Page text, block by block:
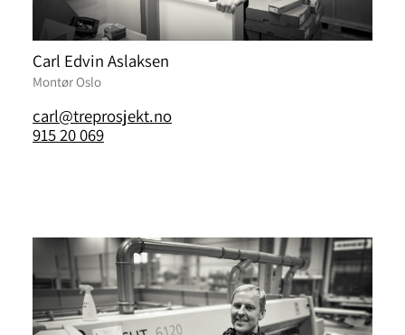
Carl Edvin Aslaksen
Montør Oslo
carl@treprosjekt.no
915 20 069